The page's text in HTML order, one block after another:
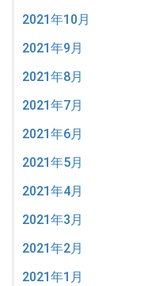
2021年10月
2021年9月
2021年8月
2021年7月
2021年6月
2021年5月
2021年4月
2021年3月
2021年2月
2021年1月